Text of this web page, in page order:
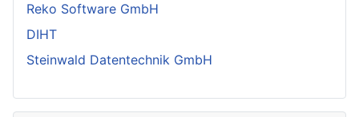
Reko Software GmbH
DIHT
Steinwald Datentechnik GmbH